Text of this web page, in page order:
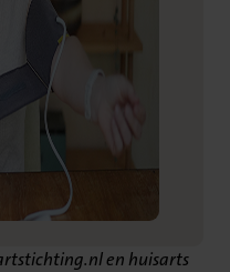
en huisarts